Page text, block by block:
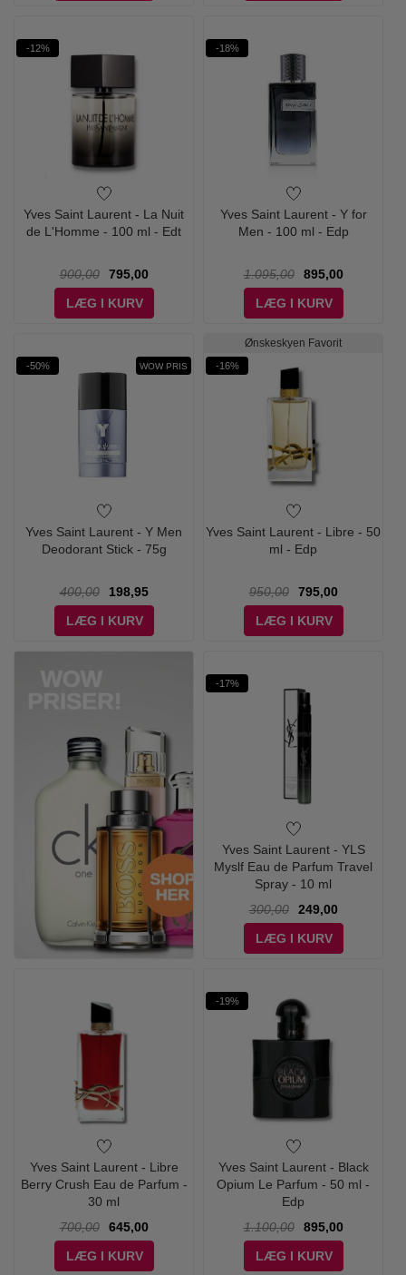
-12%
Yves Saint Laurent - La Nuit
de L'Homme - 100 ml - Edt
900,00
795,00
LÆG I KURV
-18%
Yves Saint Laurent - Y for
Men - 100 ml - Edp
1.095,00
895,00
LÆG I KURV
-50% WOW PRIS
Yves Saint Laurent - Y Men
Deodorant Stick - 75g
400,00
198,95
LÆG I KURV
Ønskeskyen Favorit
-16%
Yves Saint Laurent - Libre - 50
ml - Edp
950,00
795,00
LÆG I KURV
-17%
Yves Saint Laurent - YLS
Myslf Eau de Parfum Travel
Spray - 10 ml
300,00
249,00
LÆG I KURV
Yves Saint Laurent - Libre
Berry Crush Eau de Parfum -
30 ml
700,00
645,00
LÆG I KURV
-19%
Yves Saint Laurent - Black
Opium Le Parfum - 50 ml -
Edp
1.100,00
895,00
LÆG I KURV